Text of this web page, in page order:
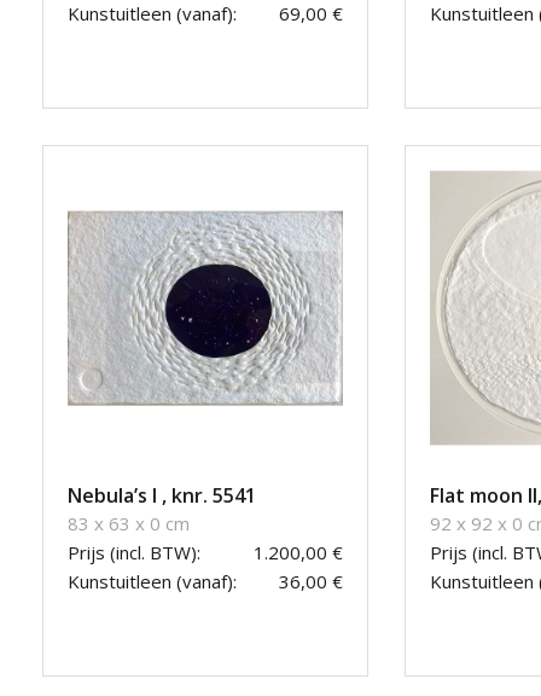
Kunstuitleen (vanaf):
69,00 €
Kunstuitleen
Nebula’s I , knr. 5541
83 x 63 x 0 cm
Prijs (incl. BTW):
1.200,00 €
Kunstuitleen (vanaf):
36,00 €
Flat moon
92 x 92 x 0
Prijs (incl.
Kunstuitleen